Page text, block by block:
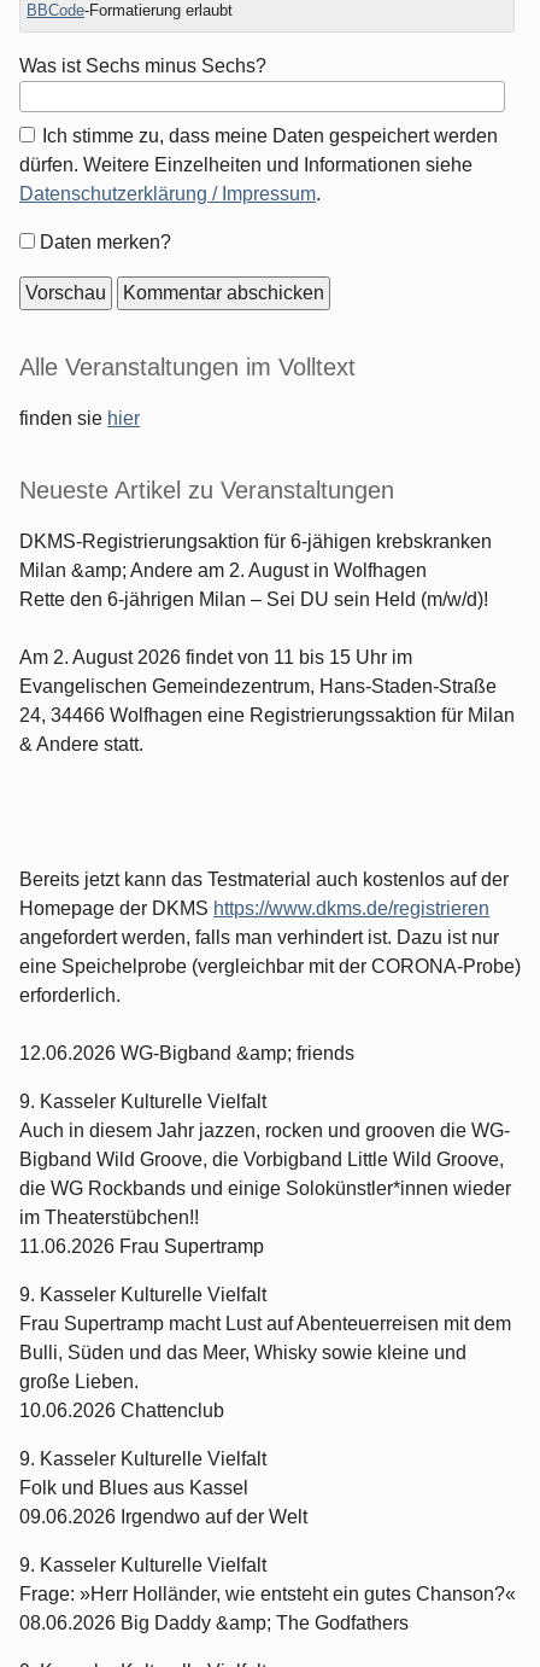
BBCode-Formatierung erlaubt
Was ist Sechs minus Sechs?
Ich stimme zu, dass meine Daten gespeichert werden
dürfen. Weitere Einzelheiten und Informationen siehe
Datenschutzerklärung / Impressum.
Formular-
Daten merken?
Seitenleiste
Alle Veranstaltungen im Volltext
finden sie hier
Neueste Artikel zu Veranstaltungen
DKMS-Registrierungsaktion für 6-jähigen krebskranken
Milan &amp; Andere am 2. August in Wolfhagen
Rette den 6-jährigen Milan – Sei DU sein Held (m/w/d)!
Am 2. August 2026 findet von 11 bis 15 Uhr im
Evangelischen Gemeindezentrum, Hans-Staden-Straße
24, 34466 Wolfhagen eine Registrierungssaktion für Milan
& Andere statt.
Bereits jetzt kann das Testmaterial auch kostenlos auf der
Homepage der DKMS https://www.dkms.de/registrieren
angefordert werden, falls man verhindert ist. Dazu ist nur
eine Speichelprobe (vergleichbar mit der CORONA-Probe)
erforderlich.
12.06.2026 WG-Bigband &amp; friends
9. Kasseler Kulturelle Vielfalt
Auch in diesem Jahr jazzen, rocken und grooven die WG-
Bigband Wild Groove, die Vorbigband Little Wild Groove,
die WG Rockbands und einige Solokünstler*innen wieder
im Theaterstübchen!!
11.06.2026 Frau Supertramp
9. Kasseler Kulturelle Vielfalt
Frau Supertramp macht Lust auf Abenteuerreisen mit dem
Bulli, Süden und das Meer, Whisky sowie kleine und
große Lieben.
10.06.2026 Chattenclub
9. Kasseler Kulturelle Vielfalt
Folk und Blues aus Kassel
09.06.2026 Irgendwo auf der Welt
9. Kasseler Kulturelle Vielfalt
Frage: »Herr Holländer, wie entsteht ein gutes Chanson?«
08.06.2026 Big Daddy &amp; The Godfathers